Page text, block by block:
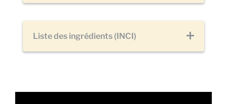
Liste des ingrédients (INCI)